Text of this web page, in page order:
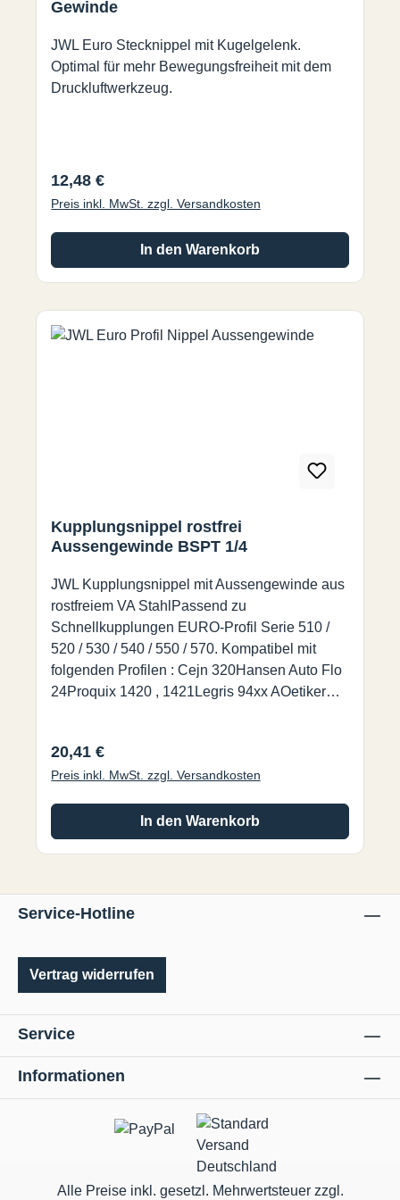
Gewinde
JWL Euro Stecknippel mit Kugelgelenk.
Optimal für mehr Bewegungsfreiheit mit dem
Druckluftwerkzeug.
Regulärer Preis:
12,48 €
Preis inkl. MwSt. zzgl. Versandkosten
In den Warenkorb
Kupplungsnippel rostfrei
Aussengewinde BSPT 1/4
JWL Kupplungsnippel mit Aussengewinde aus
rostfreiem VA StahlPassend zu
Schnellkupplungen EURO-Profil Serie 510 /
520 / 530 / 540 / 550 / 570. Kompatibel mit
folgenden Profilen : Cejn 320Hansen Auto Flo
24Proquix 1420 , 1421Legris 94xx AOetiker
Regulärer Preis:
20,41 €
Preis inkl. MwSt. zzgl. Versandkosten
In den Warenkorb
Service-Hotline
Vertrag widerrufen
Service
Informationen
Alle Preise inkl. gesetzl. Mehrwertsteuer zzgl.